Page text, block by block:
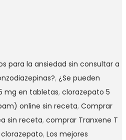
para la ansiedad sin consultar a
, ¿Se pueden
mg en tabletas, clorazepato 5
online sin receta, Comprar
sin receta, comprar Tranxene T
, Los mejores